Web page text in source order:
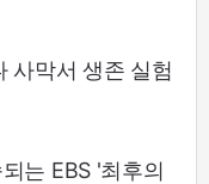
사막서 생존 실험
는 EBS '최후의